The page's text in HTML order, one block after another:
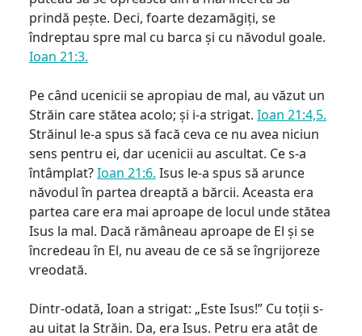
prindă pește. Deci, foarte dezamăgiți, se
îndreptau spre mal cu barca și cu năvodul goale.
Ioan 21:3.
Pe când ucenicii se apropiau de mal, au văzut un
Străin care stătea acolo; și i-a strigat. Ioan 21:4,5.
Străinul le-a spus să facă ceva ce nu avea niciun
sens pentru ei, dar ucenicii au ascultat. Ce s-a
întâmplat?Ioan 21:6. Isus le-a spus să arunce
năvodul în partea dreaptă a bărcii. Aceasta era
partea care era mai aproape de locul unde stătea
Isus la mal. Dacă rămâneau aproape de El și se
încredeau în El, nu aveau de ce să se îngrijoreze
vreodată.
Dintr-odată, Ioan a strigat: „Este Isus!” Cu toții s-
au uitat la Străin. Da, era Isus. Petru era atât de